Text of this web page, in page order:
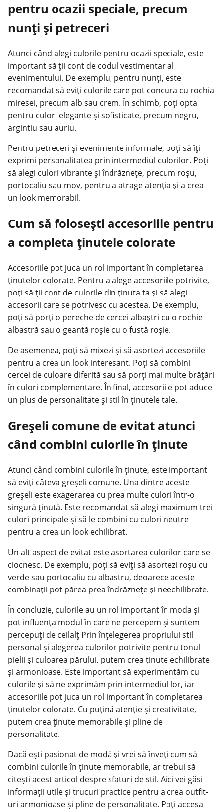
pentru ocazii speciale, precum
nunți și petreceri
Atunci când alegi culorile pentru ocazii speciale, este
important să ții cont de codul vestimentar al
evenimentului. De exemplu, pentru nunți, este
recomandat să eviți culorile care pot concura cu rochia
miresei, precum alb sau crem. În schimb, poți opta
pentru culori elegante și sofisticate, precum negru,
argintiu sau auriu.
Pentru petreceri și evenimente informale, poți să îți
exprimi personalitatea prin intermediul culorilor. Poți
să alegi culori vibrante și îndrăznețe, precum roșu,
portocaliu sau mov, pentru a atrage atenția și a crea
un look memorabil.
Cum să folosești accesoriile pentru
a completa ținutele colorate
Accesoriile pot juca un rol important în completarea
ținutelor colorate. Pentru a alege accesoriile potrivite,
poți să ții cont de culorile din ținuta ta și să alegi
accesorii care se potrivesc cu acestea. De exemplu,
poți să porți o pereche de cercei albaștri cu o rochie
albastră sau o geantă roșie cu o fustă roșie.
De asemenea, poți să mixezi și să asortezi accesoriile
pentru a crea un look interesant. Poți să combini
cercei de culoare diferită sau să porți mai multe brățări
în culori complementare. În final, accesoriile pot aduce
un plus de personalitate și stil în ținutele tale.
Greșeli comune de evitat atunci
când combini culorile în ținute
Atunci când combini culorile în ținute, este important
să eviți câteva greșeli comune. Una dintre aceste
greșeli este exagerarea cu prea multe culori într-o
singură ținută. Este recomandat să alegi maximum trei
culori principale și să le combini cu culori neutre
pentru a crea un look echilibrat.
Un alt aspect de evitat este asortarea culorilor care se
ciocnesc. De exemplu, poți să eviți să asortezi roșu cu
verde sau portocaliu cu albastru, deoarece aceste
combinații pot părea prea îndrăznețe și neechilibrate.
În concluzie, culorile au un rol important în moda și
pot influența modul în care ne percepem și suntem
percepuți de ceilalț Prin înțelegerea propriului stil
personal și alegerea culorilor potrivite pentru tonul
pielii și culoarea părului, putem crea ținute echilibrate
și armonioase. Este important să experimentăm cu
culorile și să ne exprimăm prin intermediul lor, iar
accesoriile pot juca un rol important în completarea
ținutelor colorate. Cu puțină atenție și creativitate,
putem crea ținute memorabile și pline de
personalitate.
Dacă ești pasionat de modă și vrei să înveți cum să
combini culorile în ținute memorabile, ar trebui să
citești acest articol despre sfaturi de stil. Aici vei găsi
informații utile și trucuri practice pentru a crea outfit-
uri armonioase și pline de personalitate. Poți accesa